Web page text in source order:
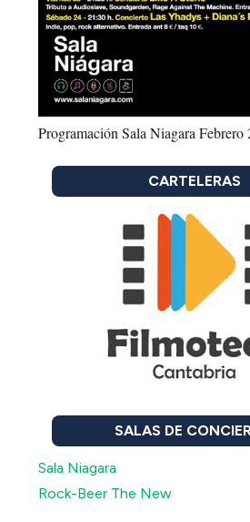
Programación Sala Niagara Febrero
CARTELERAS
SALAS DE
Sala Niagara
Rock-Beer The New